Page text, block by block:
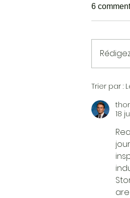
6
Trier par :
18